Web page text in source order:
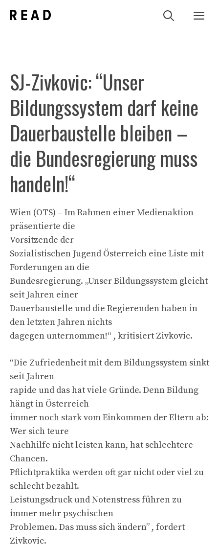
Inhalt
SJ-Zivkovic: “Unser
Bildungssystem darf keine
Dauerbaustelle bleiben –
die Bundesregierung muss
handeln!“
Wien (OTS) – Im Rahmen einer Medienaktion
präsentierte die
Vorsitzende der
Sozialistischen Jugend Österreich eine Liste mit
Forderungen an die
Bundesregierung. „Unser Bildungssystem gleicht
seit Jahren einer
Dauerbaustelle und die Regierenden haben in
den letzten Jahren nichts
dagegen unternommen!“ , kritisiert Zivkovic.
“Die Zufriedenheit mit dem Bildungssystem sinkt
seit Jahren
rapide und das hat viele Gründe. Denn Bildung
hängt in Österreich
immer noch stark vom Einkommen der Eltern ab:
Wer sich teure
Nachhilfe nicht leisten kann, hat schlechtere
Chancen.
Pflichtpraktika werden oft gar nicht oder viel zu
schlecht bezahlt.
Leistungsdruck und Notenstress führen zu
immer mehr psychischen
Problemen. Das muss sich ändern” , fordert
Zivkovic.